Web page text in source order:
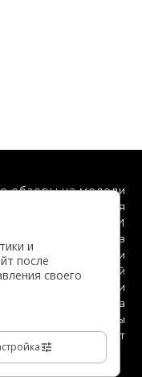
обзоры на модели
испытания
Мы на ТВ и в СМИ
Отзывы клиентов
Блог компании
База знаний
Инструкции
Карта сайта
Реквизиты
Личный кабинет
и
после
своего